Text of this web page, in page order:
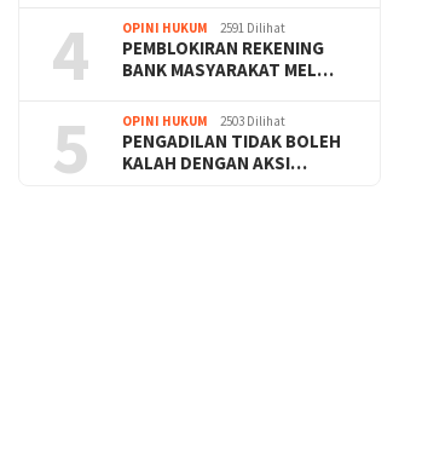
4 OPINI HUKUM 2591 Dilihat
PEMBLOKIRAN REKENING
BANK MASYARAKAT MEL…
5 OPINI HUKUM 2503 Dilihat
PENGADILAN TIDAK BOLEH
KALAH DENGAN AKSI…